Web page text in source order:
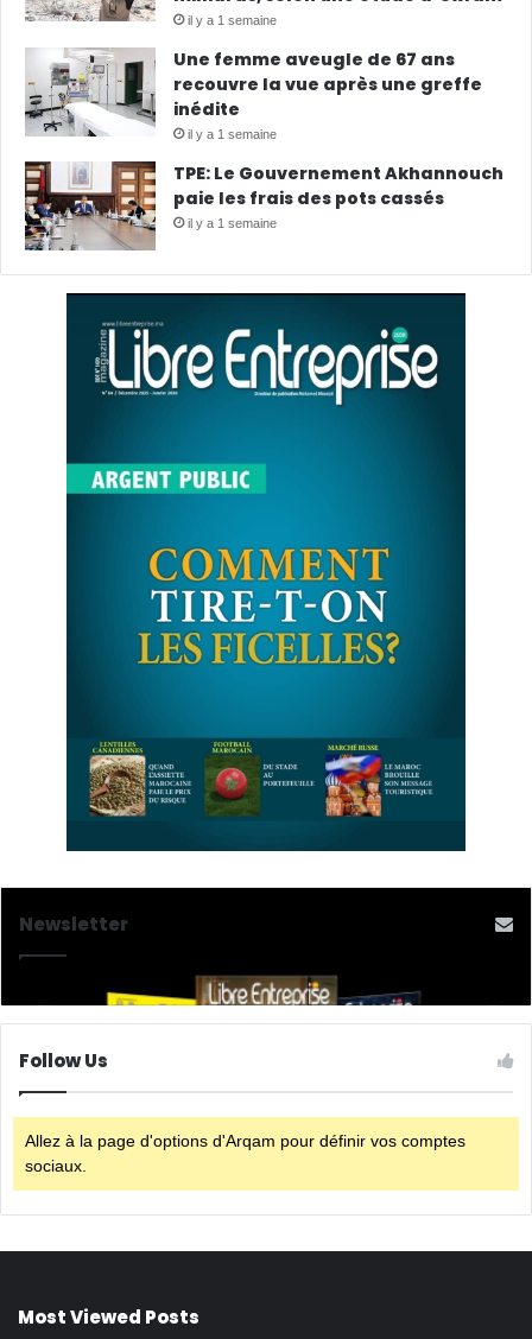
il y a 1 semaine
Une femme aveugle de 67 ans
recouvre la vue après une greffe
inédite
il y a 1 semaine
TPE: Le Gouvernement Akhannouch
paie les frais des pots cassés
il y a 1 semaine
Newsletter
Follow Us
Allez à la page d'options d'Arqam pour définir vos comptes
sociaux.
Most Viewed Posts